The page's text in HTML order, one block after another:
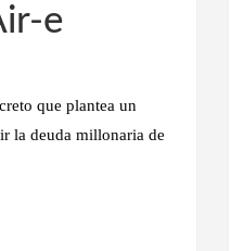
e
que plantea un
la deuda millonaria de